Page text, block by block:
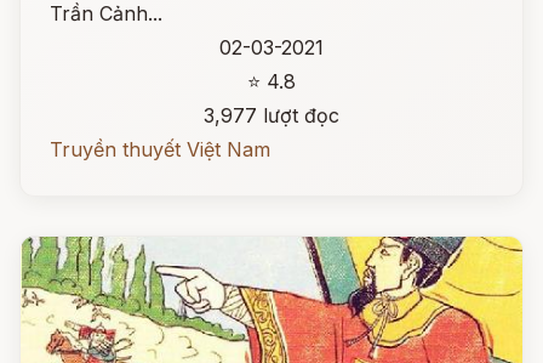
Trần Cảnh...
02-03-2021
⭐ 4.8
3,977 lượt đọc
Truyền thuyết Việt Nam